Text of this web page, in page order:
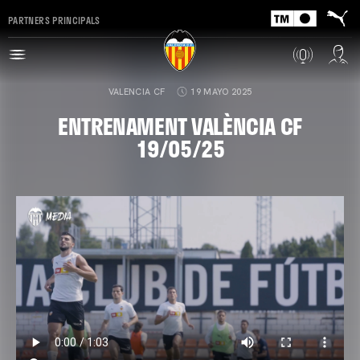
PARTNERS PRINCIPALS
VALENCIA CF 19 MAYO 2025
ENTRENAMENT VALÈNCIA CF
19/05/25